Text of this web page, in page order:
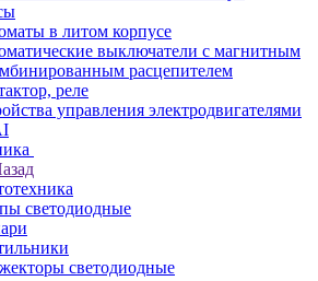
в литом корпусе
выключатели с магнитным
расцепителем
реле
управления электродвигателями
светодиодные
светодиодные